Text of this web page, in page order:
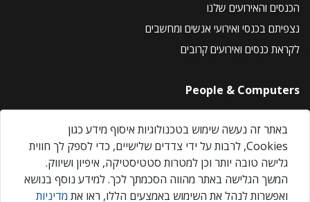
הכנסים והאירועים שלנו
נצפיתם בכנסי ואירועי אנשים ומחשבים
לקראת כנסים ואירועים קרובים
People & Computers
About Us
Privacy Policy
Contact Us
Our Events
באתר זה נעשה שימוש בטכנולוגיות איסוף מידע כגון
Cookies, לרבות על ידי צדדים שלישיים, כדי לספק לך חווית
גלישה טובה יותר וכן למטרות סטטיסטיקה, איפיון ושיווק.
המשך הגלישה באתר מהווה הסכמתך לכך. למידע נוסף בנושא
ואפשרות לנהל את השימוש באמצעים הללו, ראו את מדיניות